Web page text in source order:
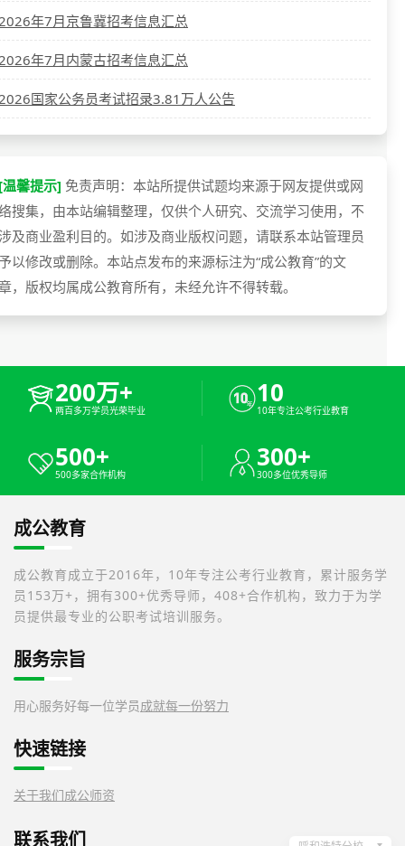
年7月京鲁冀招考信息汇总
年7月内蒙古招考信息汇总
国家公务员考试招录3.81万人公告
馨提示] 免责声明：本站所提供试题均来源于网友提供或网
搜集，由本站编辑整理，仅供个人研究、交流学习使用，不
及商业盈利目的。如涉及商业版权问题，请联系本站管理员
以修改或删除。本站点发布的来源标注为“成公教育”的文
，版权均属成公教育所有，未经允许不得转载。
200万+
两百多万学员光荣毕业
10
10年专注公考行业教育
500+
500多家合作机构
300+
300多位优秀导师
成公教育
成公教育成立于2016年，10年专注公考行业教育，累计服务学
员153万+，拥有300+优秀导师，408+合作机构，致力于为学
员提供最专业的公职考试培训服务。
服务宗旨
用心服务好每一位学员成就每一份努力
快速链接
关于我们成公师资
联系我们